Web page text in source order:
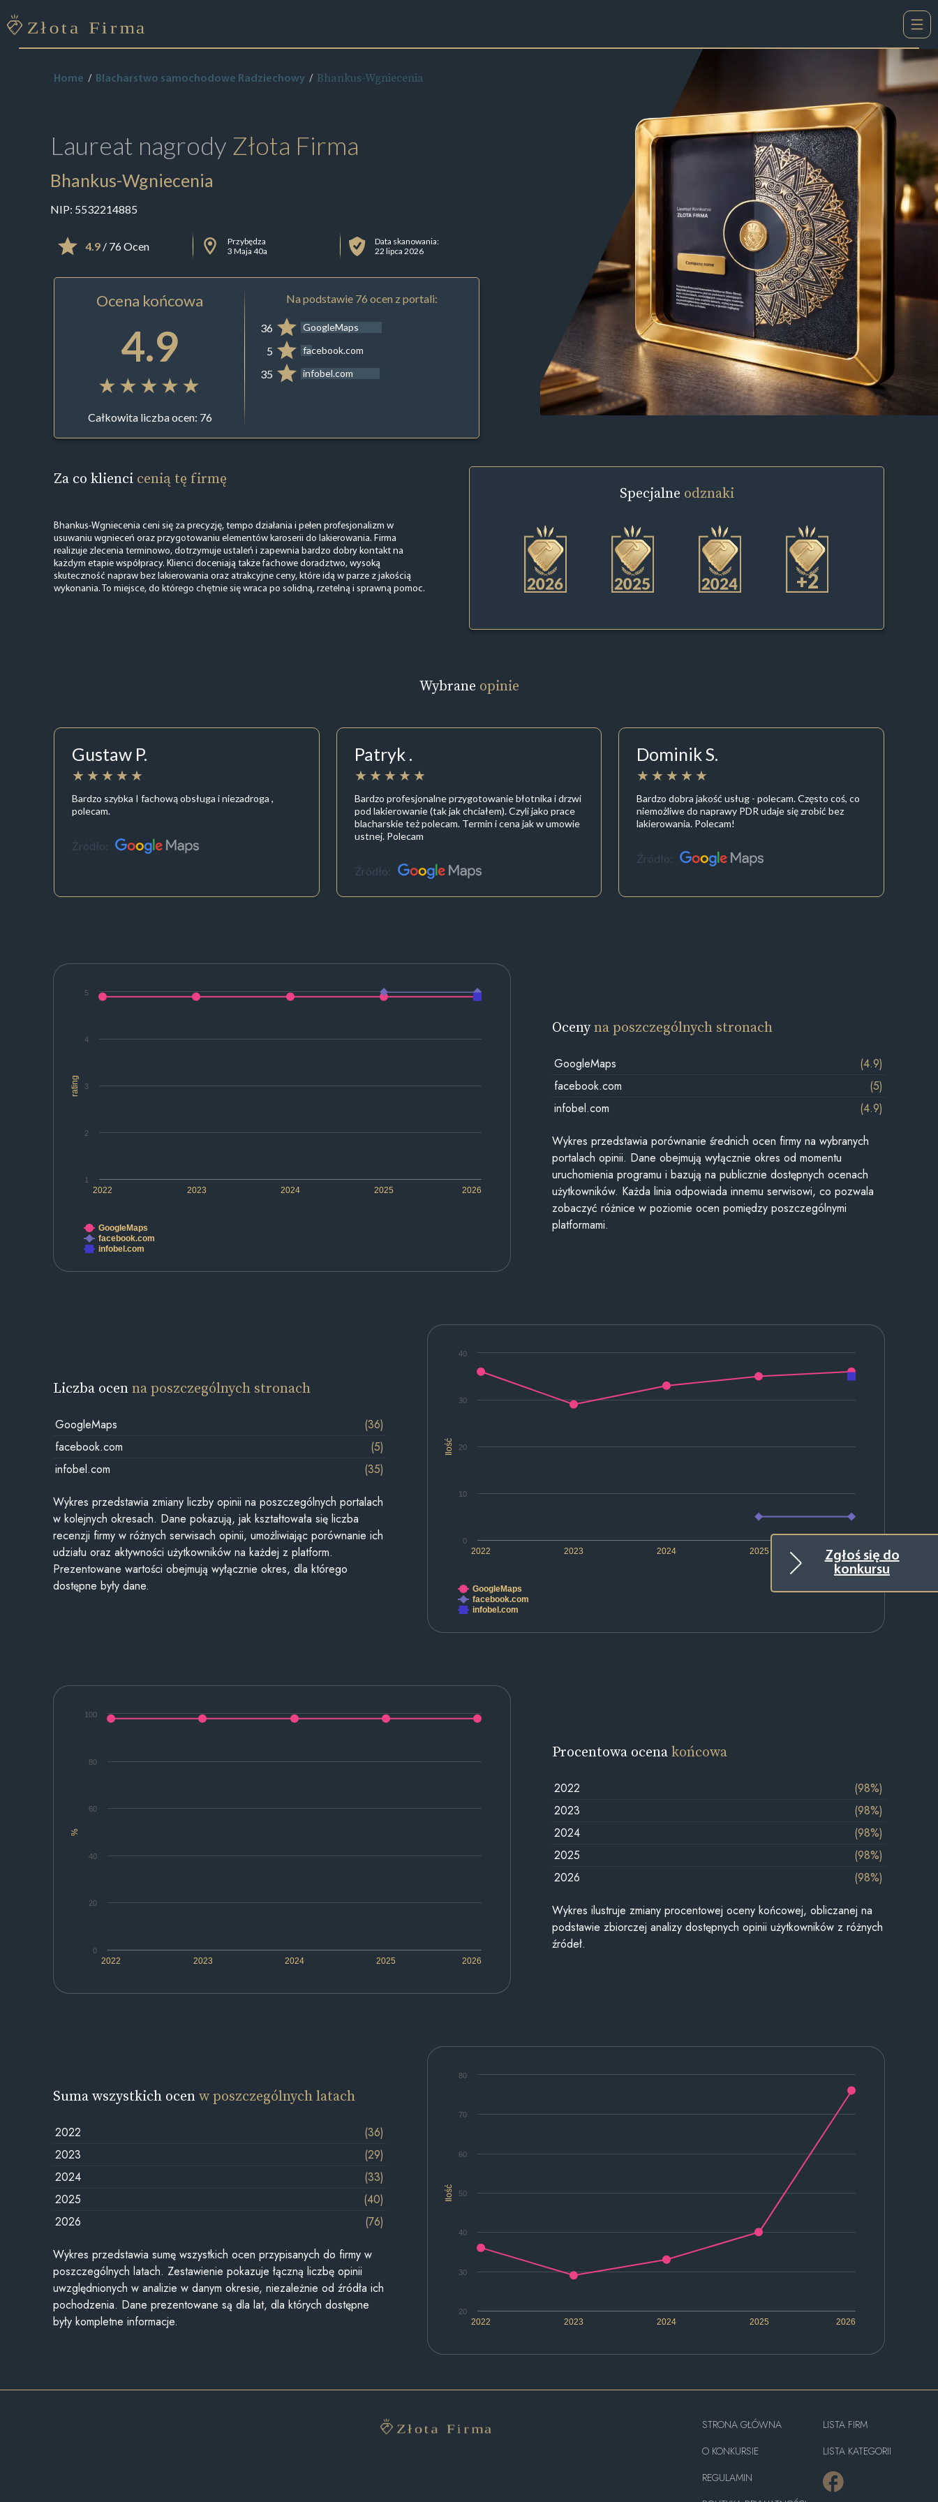
Zgłoś się do
konkursu
Home Blacharstwo samochodowe Radziechowy Bhankus-Wgniecenia
Laureat nagrody Złota Firma
Bhankus-Wgniecenia
NIP: 5532214885
4.9/ 76 Ocen
Przybędza
3 Maja 40a
Data skanowania:
22 lipca 2026
Ocena końcowa
4.9
Całkowita liczba ocen: 76
Na podstawie 76 ocen z portali:
36 GoogleMaps
5 facebook.com
35 infobel.com
Za co klienci cenią tę firmę
Bhankus-Wgniecenia ceni się za precyzję, tempo działania i pełen profesjonalizm w
usuwaniu wgnieceń oraz przygotowaniu elementów karoserii do lakierowania. Firma
realizuje zlecenia terminowo, dotrzymuje ustaleń i zapewnia bardzo dobry kontakt na
każdym etapie współpracy. Klienci doceniają także fachowe doradztwo, wysoką
skuteczność napraw bez lakierowania oraz atrakcyjne ceny, które idą w parze z jakością
wykonania. To miejsce, do którego chętnie się wraca po solidną, rzetelną i sprawną pomoc.
Specjalne odznaki
+2
Wybrane opinie
Gustaw P.
Bardzo szybka I fachową obsługa i niezadroga ,
polecam.
Źródło:
Patryk .
Bardzo profesjonalne przygotowanie błotnika i drzwi
pod lakierowanie (tak jak chciałem). Czyli jako prace
blacharskie też polecam. Termin i cena jak w umowie
ustnej. Polecam
Źródło:
Dominik S.
Bardzo dobra jakość usług - polecam. Często coś, co
niemożliwe do naprawy PDR udaje się zrobić bez
lakierowania. Polecam!
Źródło:
rating
2022 2023 2024 2025 2026
1
2
3
4
5
GoogleMaps
facebook.com
infobel.com
Ocenyna poszczególnych stronach
GoogleMaps
(4.9)
facebook.com
(5)
infobel.com
(4.9)
Wykres przedstawia porównanie średnich ocen firmy na wybranych
portalach opinii. Dane obejmują wyłącznie okres od momentu
uruchomienia programu i bazują na publicznie dostępnych ocenach
użytkowników. Każda linia odpowiada innemu serwisowi, co pozwala
zobaczyć różnice w poziomie ocen pomiędzy poszczególnymi
platformami.
Ilość
2022 2023 2024 2025 2026
0
10
20
30
40
GoogleMaps
facebook.com
infobel.com
Liczba ocenna poszczególnych stronach
GoogleMaps
(36)
facebook.com
(5)
infobel.com
(35)
Wykres przedstawia zmiany liczby opinii na poszczególnych portalach
w kolejnych okresach. Dane pokazują, jak kształtowała się liczba
recenzji firmy w różnych serwisach opinii, umożliwiając porównanie ich
udziału oraz aktywności użytkowników na każdej z platform.
Prezentowane wartości obejmują wyłącznie okres, dla którego
dostępne były dane.
%
2022 2023 2024 2025 2026
0
20
40
60
80
100
Procentowa ocenakońcowa
2022
(98%)
2023
(98%)
2024
(98%)
2025
(98%)
2026
(98%)
Wykres ilustruje zmiany procentowej oceny końcowej, obliczanej na
podstawie zbiorczej analizy dostępnych opinii użytkowników z różnych
źródeł.
Ilość
2022 2023 2024 2025 2026
20
30
40
50
60
70
80
Suma wszystkich ocenw poszczególnych latach
2022
(36)
2023
(29)
2024
(33)
2025
(40)
2026
(76)
Wykres przedstawia sumę wszystkich ocen przypisanych do firmy w
poszczególnych latach. Zestawienie pokazuje łączną liczbę opinii
uwzględnionych w analizie w danym okresie, niezależnie od źródła ich
pochodzenia. Dane prezentowane są dla lat, dla których dostępne
były kompletne informacje.
STRONA GŁÓWNA
O KONKURSIE
REGULAMIN
LISTA FIRM
LISTA KATEGORII